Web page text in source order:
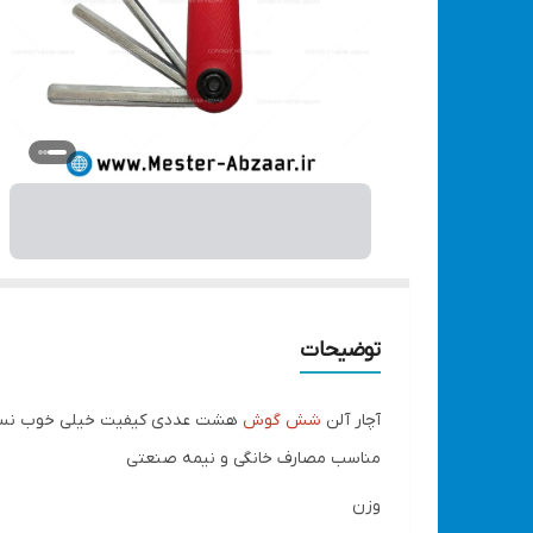
توضیحات
آچار آلن شش گوش هشت عددی کیفیت خیلی خوب
مناسب مصارف خانگی و نیمه صنعتی
وزن